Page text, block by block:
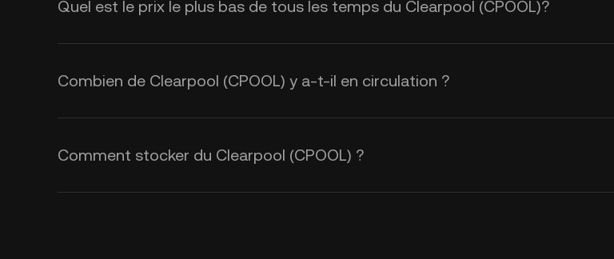
Quel est le prix le plus bas de tous les temps du Clearpool (CPOOL)?
Combien de Clearpool (CPOOL) y a-t-il en circulation ?
Comment stocker du Clearpool (CPOOL) ?